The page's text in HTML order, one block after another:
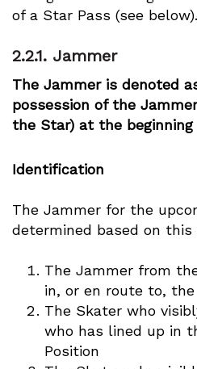
of a Star Pass (see below).
2.2.1. Jammer
The Jammer is denoted
possession of the
the Star) at the
Identification
The Jammer for the
determined based on this
The Jammer from
in, or en route to, the
The Skater who
who has lined up in
Position